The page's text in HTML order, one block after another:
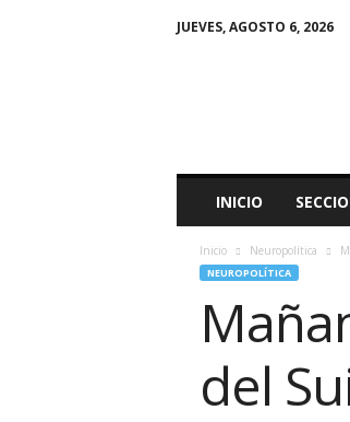
JUEVES, AGOSTO 6, 2026
INICIO
Inicio Neuropolítica
NEUROPOLÍTICA
del